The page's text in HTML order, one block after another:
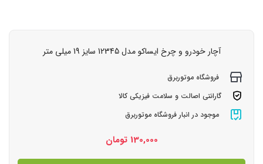
آچار خودرو و چرخ ایساکو مدل 12345 سایز 19 میلی متر
فروشگاه موتوربرق
گارانتی اصالت و سلامت فیزیکی کالا
موجود در انبار فروشگاه موتوربرق
130,000 تومان